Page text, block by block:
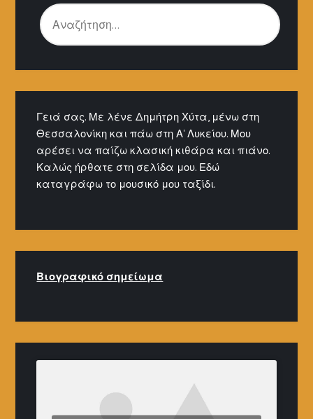
ΑΝΑΖΉΤΗΣΗ
ΓΙΑ:
Γειά σας. Με λένε Δημήτρη Χύτα, μένω στη
Θεσσαλονίκη και πάω στη Α' Λυκείου. Μου
αρέσει να παίζω κλασική κιθάρα και πιάνο.
Καλώς ήρθατε στη σελίδα μου. Εδώ
καταγράφω το μουσικό μου ταξίδι.
Βιογραφικό σημείωμα